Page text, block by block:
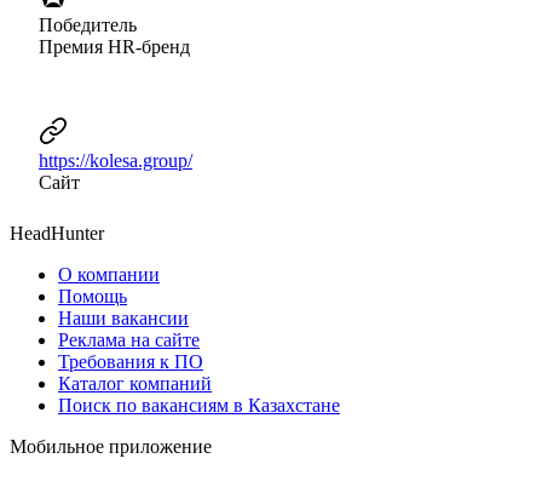
Победитель
Премия HR-бренд
https://kolesa.group/
Сайт
HeadHunter
О компании
Помощь
Наши вакансии
Реклама на сайте
Требования к ПО
Каталог компаний
Поиск по вакансиям в Казахстане
Мобильное приложение